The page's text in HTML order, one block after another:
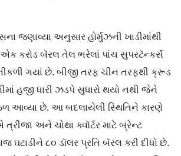
જણાવ્યા અનુસાર હોર્મુઝની ખાડીમાંથી
કરોડ બૅરલ તેલ ભરેલાં પાંચ સુપરટૅન્કર્સ
નીકળી ગયાં છે. બીજી તરફ ચીન તરફથી ક્રૂડ
હજી ધારી ઝડપે સુધારો થયો નથી જેને
આવ્યા છે. આ બદલાયેલી સ્થિતિને કારણે
અને ચોથા ક્વૉર્ટર માટે બ્રેન્ટ
ઘટાડીને ૮૦ ડૉલર પ્રતિ બૅરલ કરી દીધો છે.